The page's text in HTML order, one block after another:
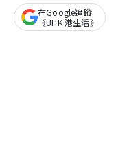
在Google追蹤
《UHK 港生活》